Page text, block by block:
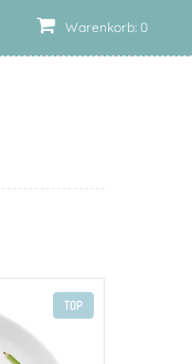
Warenkorb: 0
TOP